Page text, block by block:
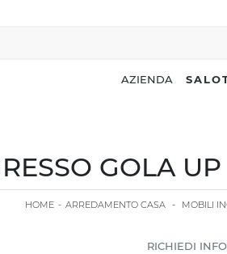
AZIENDA
GOLA
HOME - ARREDAMENTO CASA - MOBILI
RICHIEDI